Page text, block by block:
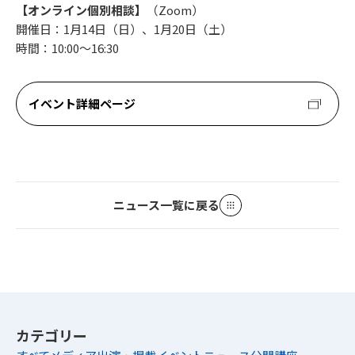
【オンライン個別相談】
（Zoom）
開催日：1月14日（日）、1月20日（土）
時間：10:00～16:30
イベント詳細ページ
ニュース一覧に戻る
カテゴリー